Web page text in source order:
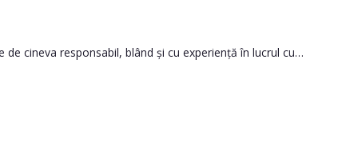
cineva responsabil, blând și cu experiență în lucrul cu